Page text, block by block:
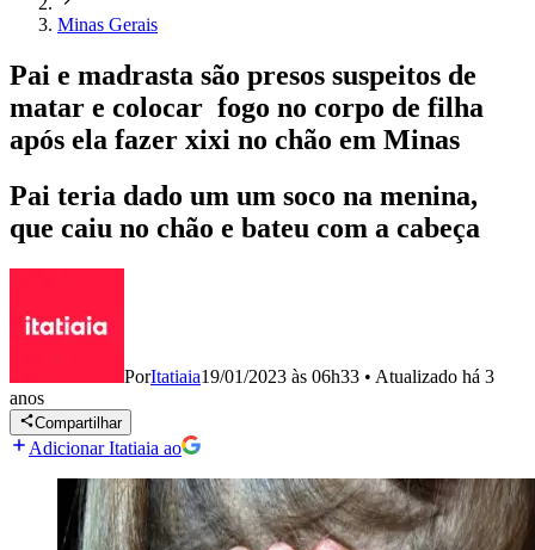
Minas Gerais
Pai e madrasta são presos suspeitos de
matar e colocar fogo no corpo de filha
após ela fazer xixi no chão em Minas
Pai teria dado um um soco na menina,
que caiu no chão e bateu com a cabeça
PorItatiaia19/01/2023 às 06h33 • Atualizado há 3
anos
Compartilhar
Adicionar Itatiaia ao